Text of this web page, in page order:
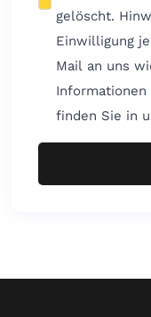
gelöscht. Hinweis: Sie können Ihre
Einwilligung
Mail an uns
Informationen
finden Sie in